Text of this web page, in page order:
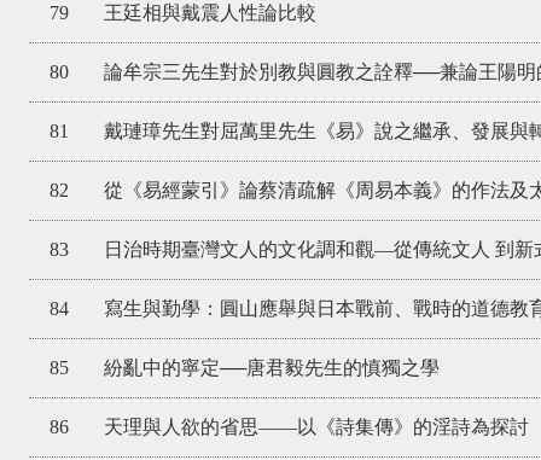
79 王廷相與戴震人性論比較
80 論牟宗三先生對於別教與圓教之詮釋──兼論王陽
81 戴璉璋先生對屈萬里先生《易》說之繼承、發展與
82 從《易經蒙引》論蔡清疏解《周易本義》的作法及
83 日治時期臺灣文人的文化調和觀—從傳統文人 到新
84 寫生與勤學：圓山應舉與日本戰前、戰時的道德教
85 紛亂中的寧定──唐君毅先生的慎獨之學
86 天理與人欲的省思——以《詩集傳》的淫詩為探討